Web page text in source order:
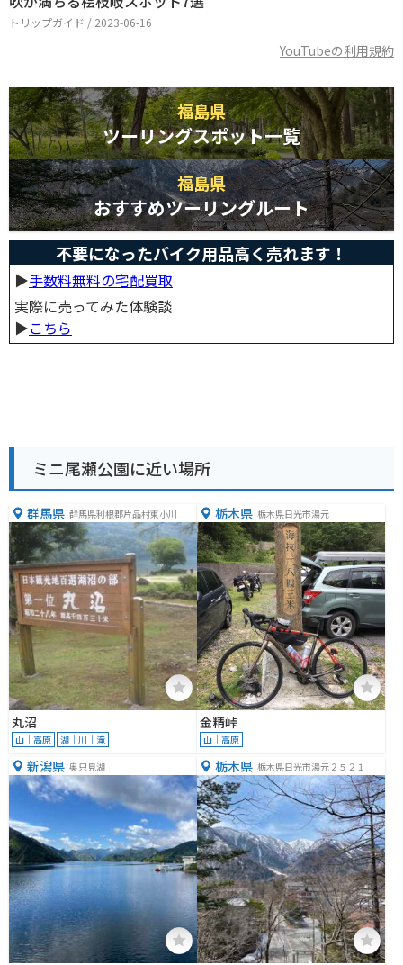
トリップガイド / 2023-06-16
YouTubeの利用規約
福島県
ツーリングスポット一覧
福島県
おすすめツーリングルート
不要になったバイク用品高く売れます！
▶︎手数料無料の宅配買取
実際に売ってみた体験談
▶︎こちら
ミニ尾瀬公園に近い場所
群馬県 群馬県利根郡片品村東小川
丸沼
山｜高原 湖｜川｜滝
栃木県 栃木県日光市湯元
金精峠
山｜高原
新潟県 奥只見湖 栃木県 栃木県日光市湯元２５２１